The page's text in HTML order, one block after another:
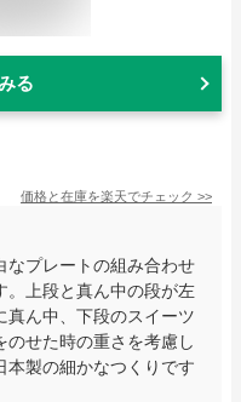
る
価格と在庫を楽天でチェック >>
なプレートの組み合わせ
。上段と真ん中の段が左
真ん中、下段のスイーツ
せた時の重さを考慮し
本製の細かなつくりです